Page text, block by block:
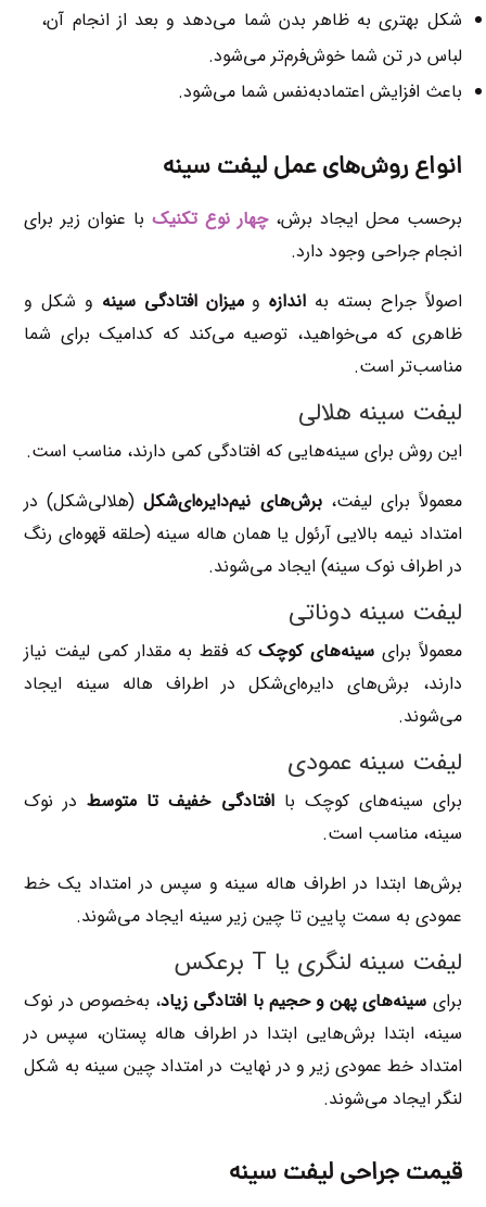
شکل بهتری به ظاهر بدن شما می‌دهد و بعد از انجام آن،
لباس در تن شما خوش‌فرم‌تر می‌شود.
باعث افزایش اعتماد‌به‌نفس شما می‌شود.
انواع روش‌های عمل لیفت سینه
برحسب محل ایجاد برش،چهار نوع تکنیکبا عنوان زیر برای
انجام جراحی وجود دارد.
اصولاً جراح بسته به اندازهومیزان افتادگی سینه و شکل و
ظاهری که می‌خواهید، توصیه می‌کند که کدامیک برای شما
مناسب‌تر است.
لیفت سینه هلالی
این روش برای سینه‌هایی که افتادگی کمی دارند، مناسب است.
معمولاً برای لیفت،برش‌های نیم‌دایره‌ای‌شکل(هلالی‌شکل) در
امتداد نیمه بالایی آرئول یا همان هاله سینه (حلقه قهوه‌ای رنگ
در اطراف نوک سینه) ایجاد می‌شوند.
لیفت سینه دوناتی
معمولاً برای سینه‌های کوچککه فقط به مقدار کمی لیفت نیاز
دارند، برش‌های دایره‌ای‌شکل در اطراف هاله سینه ایجاد
می‌شوند.
لیفت سینه عمودی
برای سینه‌های کوچک باافتادگی خفیف تا متوسط​در نوک
سینه، مناسب است.
برش‌ها ابتدا در اطراف هاله سینه و سپس در امتداد یک خط
عمودی به سمت پایین تا چین زیر سینه ایجاد می‌شوند.
لیفت سینه لنگری یا T برعکس
برای سینه‌های پهن و حجیم با افتادگی زیاد، به‌خصوص در نوک
سینه، ابتدا برش‌هایی ابتدا در اطراف هاله پستان، سپس در
امتداد خط عمودی زیر و در نهایت در امتداد چین سینه به شکل
لنگر ایجاد می‌شوند.
قیمت جراحی لیفت سینه